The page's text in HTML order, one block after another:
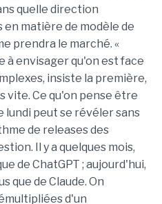
quelle direction
matière de modèle de
prendra le marché. «
à envisager qu'on est face
insiste la première,
vite. Ce qu'on pense être
lundi peut se révéler sans
de releases des
Il y a quelques mois,
de ChatGPT ; aujourd'hui,
que de Claude. On
d'un